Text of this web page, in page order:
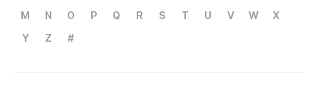
M
N O P Q R S T U V W
X
Y
Z #